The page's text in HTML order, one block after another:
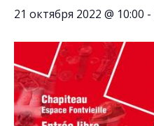
21 октября 2022 @ 10:00 -